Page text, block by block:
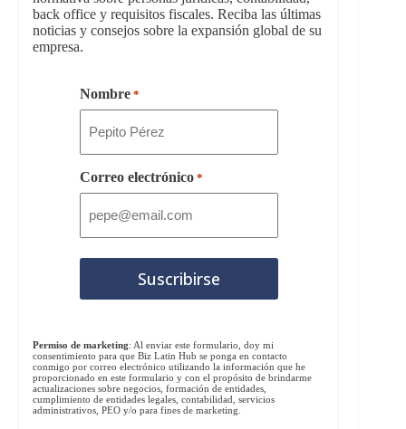
back office y requisitos fiscales. Reciba las últimas
noticias y consejos sobre la expansión global de su
empresa.
Nombre *
Correo electrónico *
Permiso de marketing: Al enviar este formulario, doy mi
consentimiento para que Biz Latin Hub se ponga en contacto
conmigo por correo electrónico utilizando la información que he
proporcionado en este formulario y con el propósito de brindarme
actualizaciones sobre negocios, formación de entidades,
cumplimiento de entidades legales, contabilidad, servicios
administrativos, PEO y/o para fines de marketing.